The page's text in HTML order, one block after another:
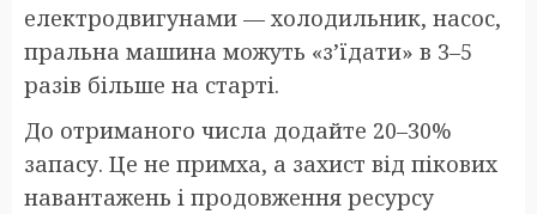
електродвигунами — холодильник, насос,
пральна машина можуть «з’їдати» в 3–5
разів більше на старті.
До отриманого числа додайте 20–30%
запасу. Це не примха, а захист від пікових
навантажень і продовження ресурсу